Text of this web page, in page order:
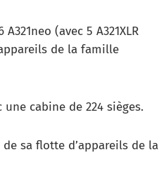
(avec 5 A321XLR
de la famille
cabine de 224 sièges.
sa flotte d’appareils de la